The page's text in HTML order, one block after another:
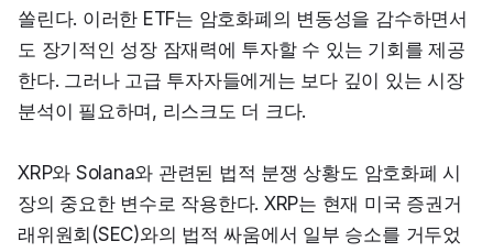
쏠린다. 이러한 ETF는 암호화폐의 변동성을 감수하면서
도 장기적인 성장 잠재력에 투자할 수 있는 기회를 제공
한다. 그러나 고급 투자자들에게는 보다 깊이 있는 시장
분석이 필요하며, 리스크도 더 크다.
XRP와 Solana와 관련된 법적 분쟁 상황도 암호화폐 시
장의 중요한 변수로 작용한다. XRP는 현재 미국 증권거
래위원회(SEC)와의 법적 싸움에서 일부 승소를 거두었